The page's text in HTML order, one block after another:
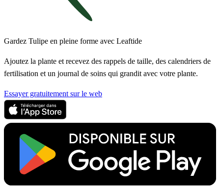
Gardez Tulipe en pleine forme avec Leaftide
Ajoutez la plante et recevez des rappels de taille, des calendriers de
fertilisation et un journal de soins qui grandit avec votre plante.
Essayer gratuitement sur le web